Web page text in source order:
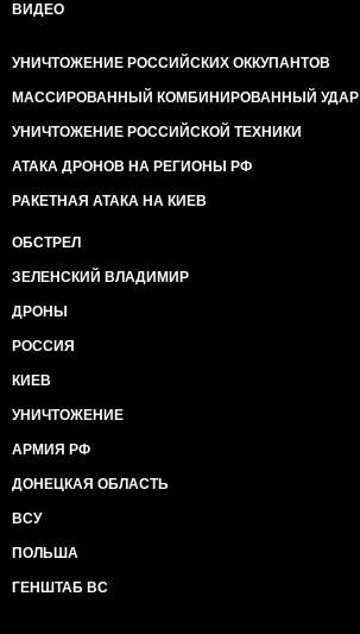
ВИДЕО
УНИЧТОЖЕНИЕ РОССИЙСКИХ ОККУПАНТОВ
МАССИРОВАННЫЙ КОМБИНИРОВАННЫЙ УДАР
УНИЧТОЖЕНИЕ РОССИЙСКОЙ ТЕХНИКИ
АТАКА ДРОНОВ НА РЕГИОНЫ РФ
РАКЕТНАЯ АТАКА НА КИЕВ
ОБСТРЕЛ
ЗЕЛЕНСКИЙ ВЛАДИМИР
ДРОНЫ
РОССИЯ
КИЕВ
УНИЧТОЖЕНИЕ
АРМИЯ РФ
ДОНЕЦКАЯ ОБЛАСТЬ
ВСУ
ПОЛЬША
ГЕНШТАБ ВС